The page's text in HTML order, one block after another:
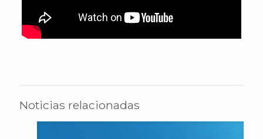
Noticias relacionadas